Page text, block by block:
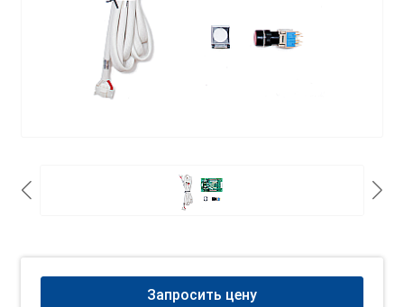
Запросить цену